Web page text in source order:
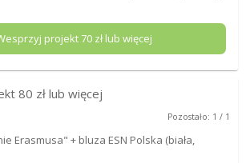
projekt70 zł lub więcej
80 zł lub więcej
Pozostało: 1 / 1
Erasmusa" + bluza ESN Polska (biała,